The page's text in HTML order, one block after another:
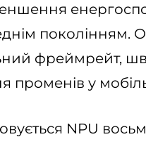
поколінням.
фреймрейт,
променів у
NPU